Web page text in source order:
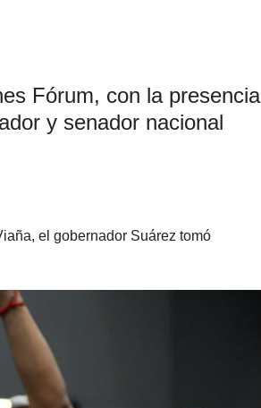
Fórum, con la presencia
y senador nacional
el gobernador Suárez tomó